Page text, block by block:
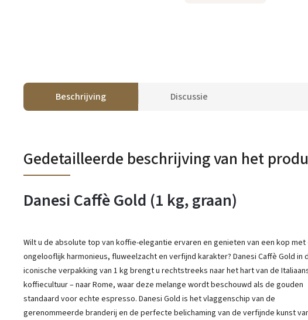
Beschrijving Discussie
Gedetailleerde beschrijving van het
Danesi Caffè Gold (1 kg, graan)
Wilt u de absolute top van koffie-elegantie ervaren en genieten van een kop met
ongelooflijk harmonieus, fluweelzacht en verfijnd karakter? Danesi Caffè Gold in
iconische verpakking van 1 kg brengt u rechtstreeks naar het hart van de
koffiecultuur – naar Rome, waar deze melange wordt beschouwd als de gouden
standaard voor echte espresso. Danesi Gold is het vlaggenschip van de
gerenommeerde branderij en de perfecte belichaming van de verfijnde kunst